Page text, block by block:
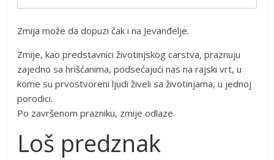
Zmija može da dopuzi čak i na Jevanđelje.
Zmije, kao predstavnici životinjskog carstva, praznuju
zajedno sa hrišćanima, podsećajući nas na rajski vrt, u
kome su prvostvoreni ljudi živeli sa životinjama, u jednoj
porodici.
Po završenom prazniku, zmije odlaze.
Loš predznak